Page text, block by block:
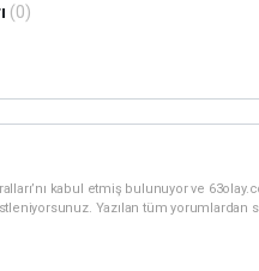
(0)
kabul etmiş bulunuyor ve
Yazılan tüm